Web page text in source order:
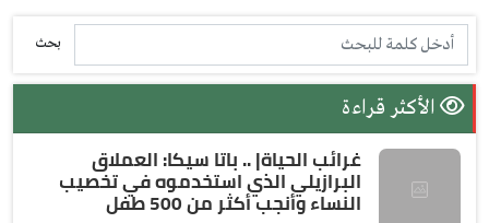
بحث
الأكثر قراءة
غرائب الحياة| .. باتا سيكا: العملاق
البرازيلي الذي استخدموه في تخصيب
النساء وأنجب أكثر من 500 طفل